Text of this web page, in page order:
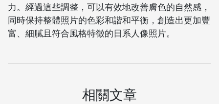
力。經過這些調整，可以有效地改善膚色的自然感，
同時保持整體照片的色彩和諧和平衡，創造出更加豐
富、細膩且符合風格特徵的日系人像照片。
相關文章